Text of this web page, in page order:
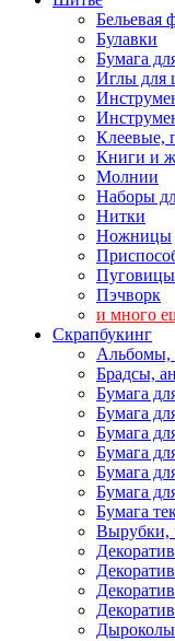
Бельевая
Булавки
Бумага
Иглы для
Клеевые,
Книги и
Молнии
Наборы
Нитки
Ножницы
Пуговицы
Пэчворк
и много
Скрапбукинг
Альбомы,
Брадсы,
Бумага
Бумага
Бумага
Бумага
Бумага
Бумага
Бумага
Вырубки,